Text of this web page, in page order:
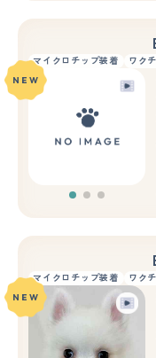
マイクロチップ装着 ワク
NEW
マイクロチップ装着 ワク
NEW